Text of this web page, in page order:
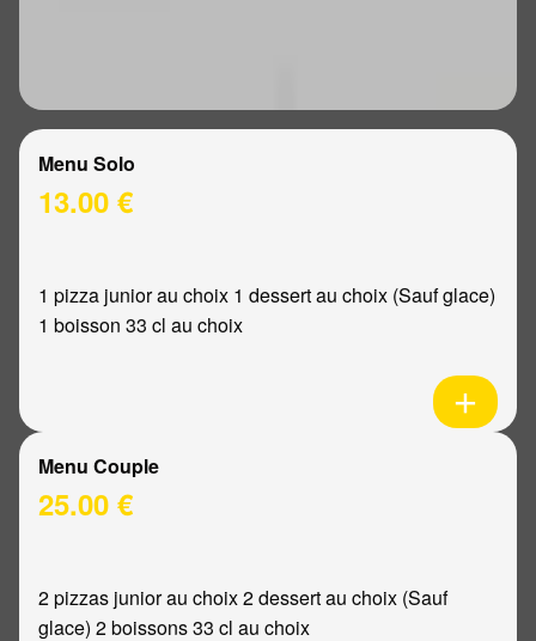
Menu Solo
13.00 €
1 pizza junior au choix 1 dessert au choix (Sauf glace)
1 boisson 33 cl au choix
Menu Couple
25.00 €
2 pizzas junior au choix 2 dessert au choix (Sauf
glace) 2 boissons 33 cl au choix